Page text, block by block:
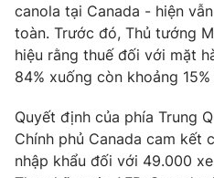
Photo
Video
VTV Money
canola tại Canada - hiện
toàn. Trước đó, Thủ tướng
hiệu rằng thuế đối với mặt
84% xuống còn khoảng
Quyết định của phía Trung
Chính phủ Canada cam kết
nhập khẩu đối với 49.000